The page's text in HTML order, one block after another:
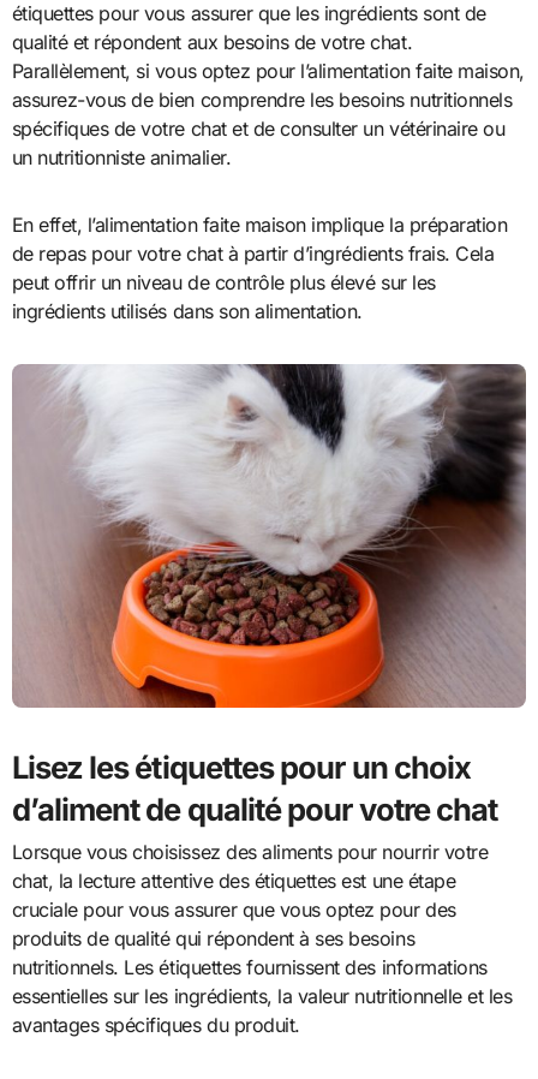
étiquettes pour vous assurer que les ingrédients sont de
qualité et répondent aux besoins de votre chat.
Parallèlement, si vous optez pour l’alimentation faite maison,
assurez-vous de bien comprendre les besoins nutritionnels
spécifiques de votre chat et de consulter un vétérinaire ou
un nutritionniste animalier.
En effet, l’alimentation faite maison implique la préparation
de repas pour votre chat à partir d’ingrédients frais. Cela
peut offrir un niveau de contrôle plus élevé sur les
ingrédients utilisés dans son alimentation.
Lisez les étiquettes pour un choix
d’aliment de qualité pour votre chat
Lorsque vous choisissez des aliments pour nourrir votre
chat, la lecture attentive des étiquettes est une étape
cruciale pour vous assurer que vous optez pour des
produits de qualité qui répondent à ses besoins
nutritionnels. Les étiquettes fournissent des informations
essentielles sur les ingrédients, la valeur nutritionnelle et les
avantages spécifiques du produit.